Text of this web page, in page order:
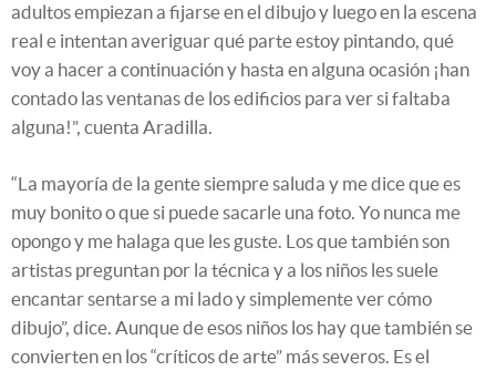
adultos empiezan a fijarse en el dibujo y luego en la escena
real e intentan averiguar qué parte estoy pintando, qué
voy a hacer a continuación y hasta en alguna ocasión ¡han
contado las ventanas de los edificios para ver si faltaba
alguna!”, cuenta Aradilla.
“La mayoría de la gente siempre saluda y me dice que es
muy bonito o que si puede sacarle una foto. Yo nunca me
opongo y me halaga que les guste. Los que también son
artistas preguntan por la técnica y a los niños les suele
encantar sentarse a mi lado y simplemente ver cómo
dibujo”, dice. Aunque de esos niños los hay que también se
convierten en los “críticos de arte” más severos. Es el